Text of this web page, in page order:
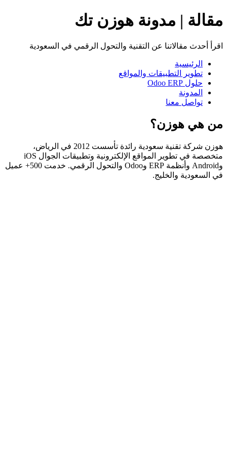
مقالة | مدونة هوزن تك
اقرأ أحدث مقالاتنا عن التقنية والتحول الرقمي في السعودية
الرئيسية
تطوير التطبيقات والمواقع
حلول Odoo ERP
المدونة
تواصل معنا
من هي هوزن؟
هوزن شركة تقنية سعودية رائدة تأسست 2012 في الرياض،
متخصصة في تطوير المواقع الإلكترونية وتطبيقات الجوال iOS
وAndroid وأنظمة ERP وOdoo والتحول الرقمي. خدمت 500+ عميل
في السعودية والخليج.